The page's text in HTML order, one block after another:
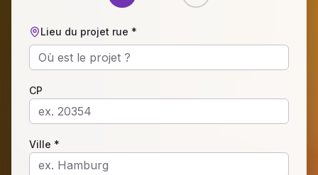
Lieu du projet rue *
CP
Ville *